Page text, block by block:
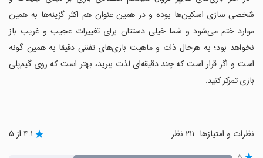
شخصی سازی اسکین‌ها بوده و در همین عنوان هم اکثر گزینه‌ها به همین
موارد ختم می‌شود و شما خیلی دستتان برای تغییرات عجیب و غریب باز
نخواهد بود؛ به هرحال ذات و ماهیت بازی‌های تفننی دقیقا به همین گونه
است و اگر قرار است که چند دقیقه‌ای لذت ببرید، بهتر است که روی گیم‌پلی
بازی تمرکز کنید.
نظرات و امتیازها ۴.۱ از ۵